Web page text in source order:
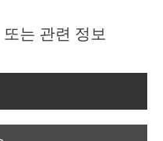
는 관련 정보